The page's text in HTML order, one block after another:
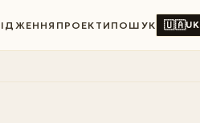
ПРОЕКТИ ПОШУК 🇺🇦UK